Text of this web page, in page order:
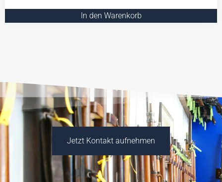
In den Warenkorb
Jetzt Kontakt aufnehmen